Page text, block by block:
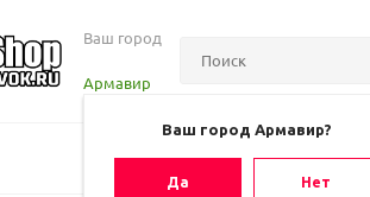
Ваш город
Армавир
Ваш город Армавир?
Да Нет
Оценить игру